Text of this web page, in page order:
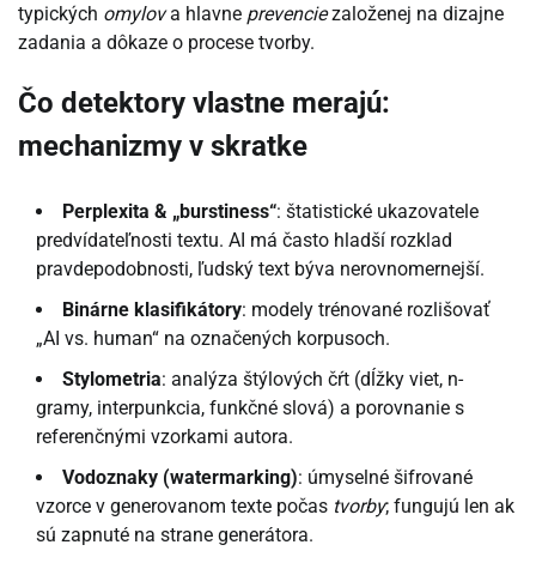
typických omylova hlavne prevenciezaloženej na dizajne
zadania a dôkaze o procese tvorby.
Čo detektory vlastne merajú:
mechanizmy v skratke
Perplexita & „burstiness“: štatistické ukazovatele
predvídateľnosti textu. AI má často hladší rozklad
pravdepodobnosti, ľudský text býva nerovnomernejší.
Binárne klasifikátory: modely trénované rozlišovať
„AI vs. human“ na označených korpusoch.
Stylometria: analýza štýlových čŕt (dĺžky viet, n-
gramy, interpunkcia, funkčné slová) a porovnanie s
referenčnými vzorkami autora.
Vodoznaky (watermarking): úmyselné šifrované
vzorce v generovanom texte počas tvorby; fungujú len ak
sú zapnuté na strane generátora.